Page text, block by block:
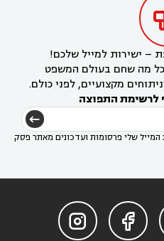
– ישירות למייל שלכם!
כל מה שחם בעולם המשפט
מקצועיים, לפני כולם.
לרשימת התפוצה
שלי פרסומות ועדכונים מאתר פסק

